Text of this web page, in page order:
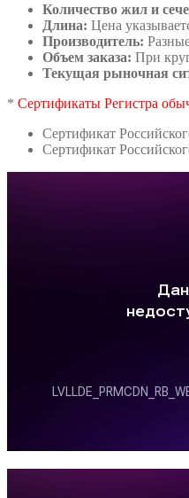
Количество жил и
Длина: Цена
Производитель:
Объем заказа: При
Текущая рыночная
* Сертификаты Регистра
Сертификат
Сертификат